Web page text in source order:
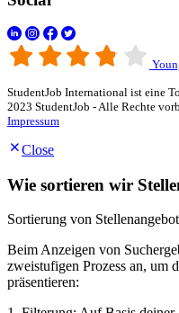
StudentJob International ist eine
2023 StudentJob - Alle Rechte
Impressum
Close
Wie sortieren wir
Sortierung von
Beim Anzeigen von
zweistufigen Prozess an, um
präsentieren: